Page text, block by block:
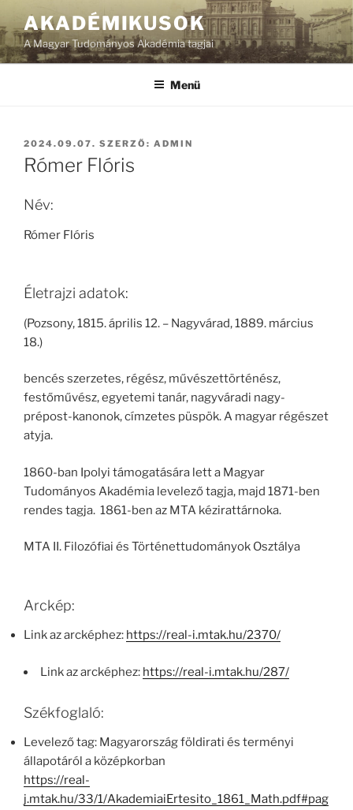
AKADÉMIKUSOK
A Magyar Tudományos Akadémia tagjai
Menü
BEKÜLDVE:
2024.09.07. SZERZŐ: ADMIN
Rómer Flóris
Név:
Rómer Flóris
Életrajzi adatok:
(Pozsony, 1815. április 12. – Nagyvárad, 1889. március
18.)
bencés szerzetes, régész, művészettörténész,
festőművész, egyetemi tanár, nagyváradi nagy-
prépost-kanonok, címzetes püspök. A magyar régészet
atyja.
1860-ban Ipolyi támogatására lett a Magyar
Tudományos Akadémia levelező tagja, majd 1871-ben
rendes tagja. 1861-ben az MTA kézirattárnoka.
MTA II. Filozófiai és Történettudományok Osztálya
Arckép:
Link az arcképhez: https://real-i.mtak.hu/2370/
Link az arcképhez: https://real-i.mtak.hu/287/
Székfoglaló:
Levelező tag: Magyarország földirati és terményi
állapotáról a középkorban
https://real-
j.mtak.hu/33/1/AkademiaiErtesito_1861_Math.pdf#pag